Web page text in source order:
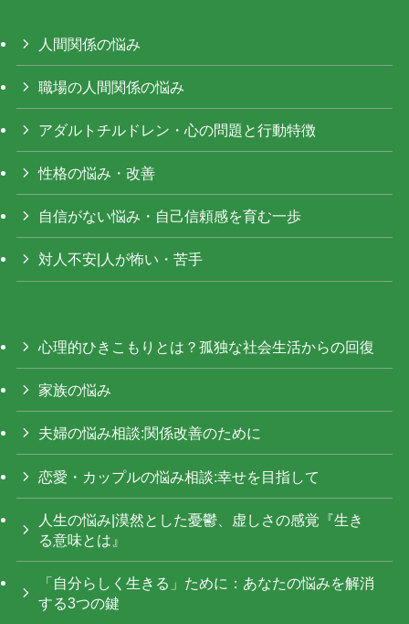
人間関係の悩み
職場の人間関係の悩み
アダルトチルドレン・心の問題と行動特徴
性格の悩み・改善
自信がない悩み・自己信頼感を育む一歩
対人不安|人が怖い・苦手
心理的ひきこもりとは？孤独な社会生活からの回復
家族の悩み
夫婦の悩み相談:関係改善のために
恋愛・カップルの悩み相談:幸せを目指して
人生の悩み|漠然とした憂鬱、虚しさの感覚『生き
る意味とは』
「自分らしく生きる」ために：あなたの悩みを解消
する3つの鍵